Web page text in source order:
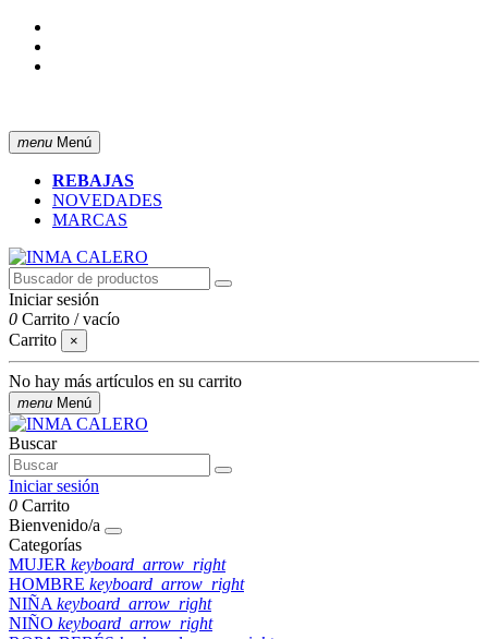
menu Menú
REBAJAS
NOVEDADES
MARCAS
Iniciar sesión
0 Carrito /vacío
Carrito
×
No hay más artículos en su carrito
menu Menú
Buscar
Iniciar sesión
0 Carrito
Bienvenido/a
Categorías
MUJER keyboard_arrow_right
HOMBRE keyboard_arrow_right
NIÑA keyboard_arrow_right
NIÑO keyboard_arrow_right